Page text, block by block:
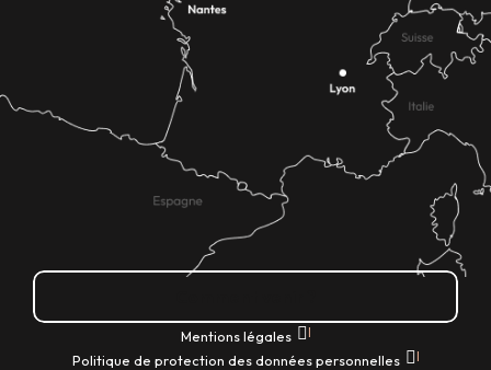
Mentions légales |
Politique de protection des données personnelles |